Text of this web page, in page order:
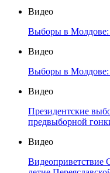
Видео
Выборы в Молдове:
Видео
Выборы в Молдове:
Видео
Президентские
предвыборной
Видео
Видеоприветствие